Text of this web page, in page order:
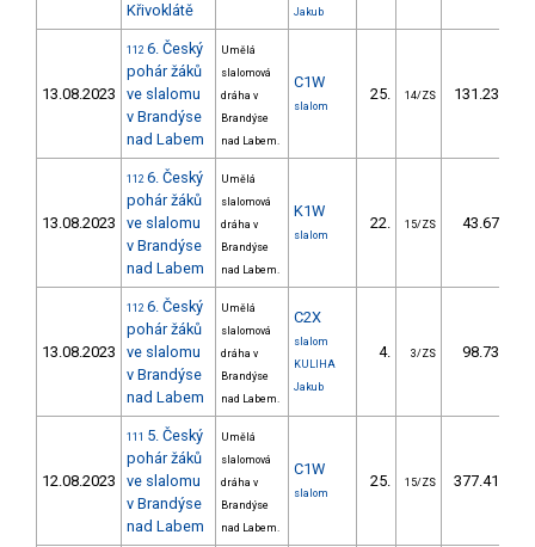
Křivoklátě
Jakub
13.08.2023
112 6. Český
pohár žáků
ve slalomu
v Brandýse
nad Labem
Umělá
slalomová
dráha v
Brandýse
nad Labem.
C1W
slalom
25. 14/ZS 131.23
13.08.2023
112 6. Český
pohár žáků
ve slalomu
v Brandýse
nad Labem
Umělá
slalomová
dráha v
Brandýse
nad Labem.
K1W
slalom
22. 15/ZS 43.67
13.08.2023
112 6. Český
pohár žáků
ve slalomu
v Brandýse
nad Labem
Umělá
slalomová
dráha v
Brandýse
nad Labem.
C2X
slalom
KULIHA
Jakub
4. 3/ZS 98.73
12.08.2023
111 5. Český
pohár žáků
ve slalomu
v Brandýse
nad Labem
Umělá
slalomová
dráha v
Brandýse
nad Labem.
C1W
slalom
25. 15/ZS 377.41